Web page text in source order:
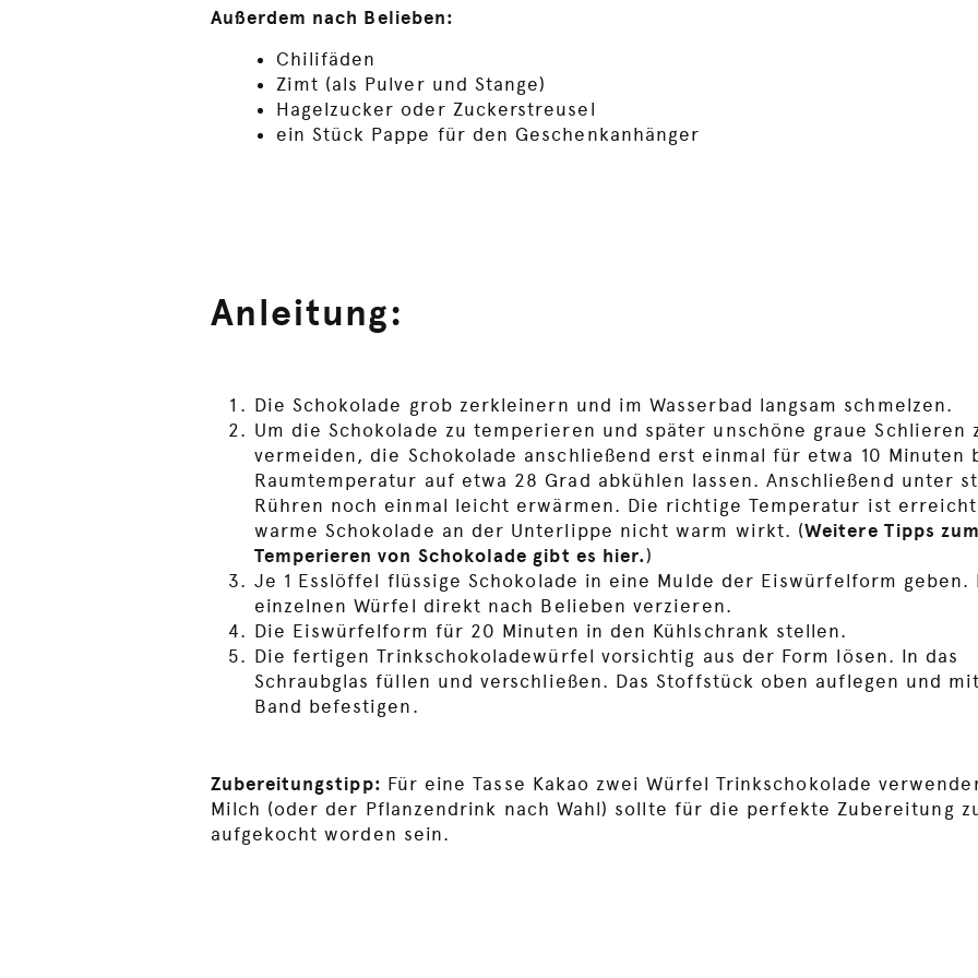
Außerdem nach Belieben:
Chilifäden
Zimt (als Pulver und Stange)
Hagelzucker oder Zuckerstreusel
ein Stück Pappe für den Geschenkanhänger
Anleitung:
Die Schokolade grob zerkleinern und im Wasserbad langsam schmelzen.
Um die Schokolade zu temperieren und später unschöne graue Schlieren
vermeiden, die Schokolade anschließend erst einmal für etwa 10 Minuten
Raumtemperatur auf etwa 28 Grad abkühlen lassen. Anschließend unter
Rühren noch einmal leicht erwärmen. Die richtige Temperatur ist
warme Schokolade an der Unterlippe nicht warm wirkt. (Weitere Tipps
Temperieren von Schokolade gibt es hier.)
Je 1 Esslöffel flüssige Schokolade in eine Mulde der Eiswürfelform geben.
einzelnen Würfel direkt nach Belieben verzieren.
Die Eiswürfelform für 20 Minuten in den Kühlschrank stellen.
Die fertigen Trinkschokoladewürfel vorsichtig aus der Form lösen. In das
Schraubglas füllen und verschließen. Das Stoffstück oben auflegen und
Band befestigen.
Zubereitungstipp: Für eine Tasse Kakao zwei Würfel Trinkschokolade
Milch (oder der Pflanzendrink nach Wahl) sollte für die perfekte Zubereitung
aufgekocht worden sein.